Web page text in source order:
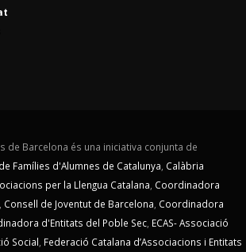
de Barcelona és una iniciativa conjunta de
Famílies d'Alumnes de Catalunya, Calàbria
per la Llengua Catalana, Coordinadora
, Consell de Joventut de Barcelona, Coordinadora
d'Entitats del Poble Sec, ECAS- Associació
Social, Federació Catalana d’Associacions i Entitats